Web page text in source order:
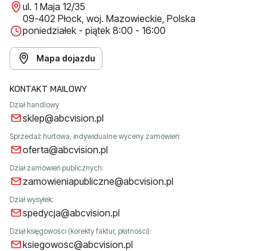
ul. 1 Maja 12/35
09-402 Płock, woj. Mazowieckie, Polska
poniedziałek - piątek 8:00 - 16:00
Mapa dojazdu
KONTAKT MAILOWY
Dział handlowy
sklep@abcvision.pl
Sprzedaż hurtowa, indywidualne wyceny zamówień:
oferta@abcvision.pl
Dział zamówień publicznych:
zamowieniapubliczne@abcvision.pl
Dział wysyłek:
spedycja@abcvision.pl
Dział księgowości (korekty faktur, płatności):
ksiegowosc@abcvision.pl